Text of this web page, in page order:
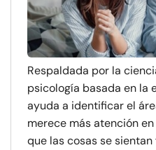
Respaldada por la
psicología basada en la
ayuda a identificar el
merece más atención
que las cosas se